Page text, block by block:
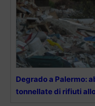
Degrado a Palermo:
tonnellate di rifiuti